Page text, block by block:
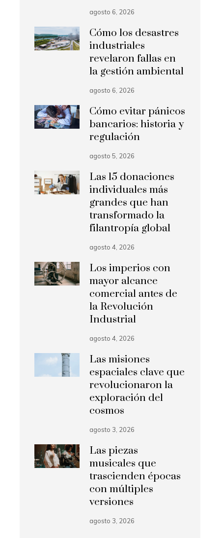
agosto 6, 2026
Cómo los desastres
industriales
revelaron fallas en
la gestión ambiental
agosto 6, 2026
Cómo evitar pánicos
bancarios: historia y
regulación
agosto 5, 2026
Las 15 donaciones
individuales más
grandes que han
transformado la
filantropía global
agosto 4, 2026
Los imperios con
mayor alcance
comercial antes de
la Revolución
Industrial
agosto 4, 2026
Las misiones
espaciales clave que
revolucionaron la
exploración del
cosmos
agosto 3, 2026
Las piezas
musicales que
trascienden épocas
con múltiples
versiones
agosto 3, 2026